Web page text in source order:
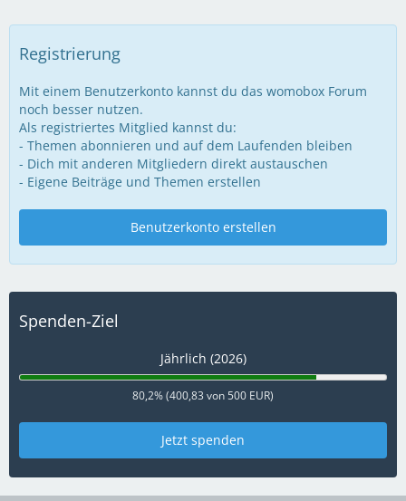
Registrierung
Mit einem Benutzerkonto kannst du das womobox Forum
noch besser nutzen.
Als registriertes Mitglied kannst du:
- Themen abonnieren und auf dem Laufenden bleiben
- Dich mit anderen Mitgliedern direkt austauschen
- Eigene Beiträge und Themen erstellen
Benutzerkonto erstellen
Spenden-Ziel
Jährlich (2026)
80,2% (400,83 von 500 EUR)
Jetzt spenden